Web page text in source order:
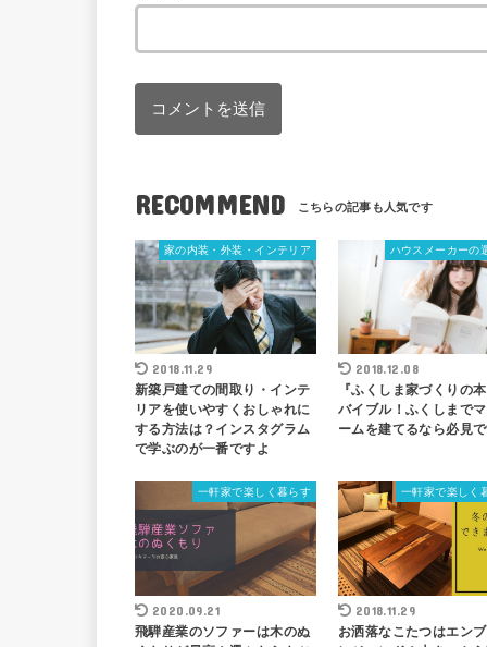
RECOMMEND
家の内装・外装・インテリア
2018.11.29
新築戸建ての間取り・インテ
リアを使いやすくおしゃれに
する方法は？インスタグラム
で学ぶのが一番ですよ
ハウスメーカーの
2018.12.08
『ふくしま家づくりの
バイブル！ふくしまで
ームを建てるなら必見
一軒家で楽しく暮らす
2020.09.21
飛騨産業のソファーは木のぬ
一軒家で楽しく
2018.11.29
お洒落なこたつはエン